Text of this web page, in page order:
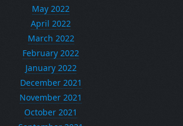
May 2022
April 2022
March 2022
February 2022
January 2022
December 2021
November 2021
October 2021